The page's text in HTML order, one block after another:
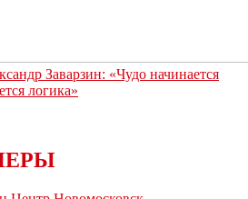
Заварзин: «Чудо начинается
логика»